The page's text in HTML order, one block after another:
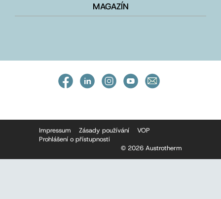
MAGAZÍN
Impressum Zásady používání
VOP
Prohlášení o přístupnosti
© 2026 Austrotherm